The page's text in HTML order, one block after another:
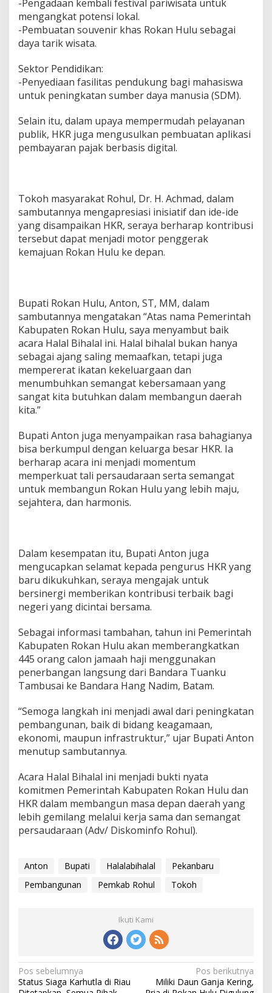
-Pengadaan kembali festival pariwisata untuk
mengangkat potensi lokal.
-Pembuatan souvenir khas Rokan Hulu sebagai
daya tarik wisata.
Sektor Pendidikan:
-Penyediaan fasilitas pendukung bagi mahasiswa
untuk peningkatan sumber daya manusia (SDM).
Selain itu, dalam upaya mempermudah pelayanan
publik, HKR juga mengusulkan pembuatan aplikasi
pembayaran pajak berbasis digital.
Tokoh masyarakat Rohul, Dr. H. Achmad, dalam
sambutannya mengapresiasi inisiatif dan ide-ide
yang disampaikan HKR, seraya berharap kontribusi
tersebut dapat menjadi motor penggerak
kemajuan Rokan Hulu ke depan.
Bupati Rokan Hulu, Anton, ST, MM, dalam
sambutannya mengatakan “Atas nama Pemerintah
Kabupaten Rokan Hulu, saya menyambut baik
acara Halal Bihalal ini. Halal bihalal bukan hanya
sebagai ajang saling memaafkan, tetapi juga
mempererat ikatan kekeluargaan dan
menumbuhkan semangat kebersamaan yang
sangat kita butuhkan dalam membangun daerah
kita.”
Bupati Anton juga menyampaikan rasa bahagianya
bisa berkumpul dengan keluarga besar HKR. Ia
berharap acara ini menjadi momentum
memperkuat tali persaudaraan serta semangat
untuk membangun Rokan Hulu yang lebih maju,
sejahtera, dan harmonis.
Dalam kesempatan itu, Bupati Anton juga
mengucapkan selamat kepada pengurus HKR yang
baru dikukuhkan, seraya mengajak untuk
bersinergi memberikan kontribusi terbaik bagi
negeri yang dicintai bersama.
Sebagai informasi tambahan, tahun ini Pemerintah
Kabupaten Rokan Hulu akan memberangkatkan
445 orang calon jamaah haji menggunakan
penerbangan langsung dari Bandara Tuanku
Tambusai ke Bandara Hang Nadim, Batam.
“Semoga langkah ini menjadi awal dari peningkatan
pembangunan, baik di bidang keagamaan,
ekonomi, maupun infrastruktur,” ujar Bupati Anton
menutup sambutannya.
Acara Halal Bihalal ini menjadi bukti nyata
komitmen Pemerintah Kabupaten Rokan Hulu dan
HKR dalam membangun masa depan daerah yang
lebih gemilang melalui kerja sama dan semangat
persaudaraan (Adv/ Diskominfo Rohul).
Anton Bupati Halalabihalal
Pekanbaru
Pembangunan
Pemkab Rohul Tokoh
Ikuti Kami
Navigasi
Pos sebelumnya
Status Siaga Karhutla di Riau
Pos berikutnya
Miliki Daun Ganja Kering,